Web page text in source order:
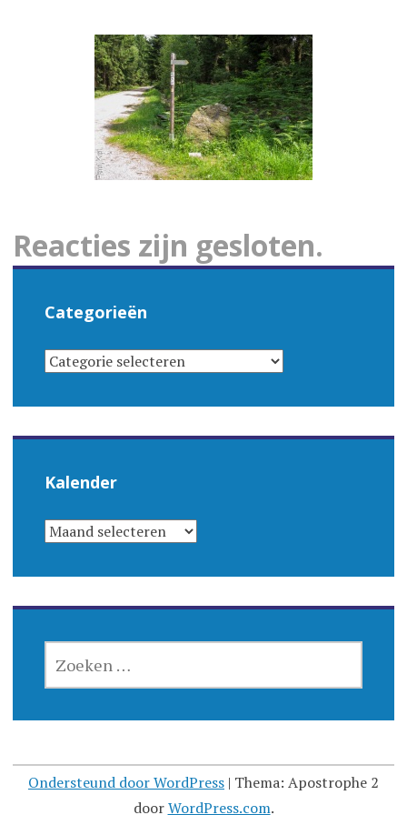
Reacties zijn gesloten.
Categorieën
CATEGORIEËN
Kalender
KALENDER
NAAR:
Ondersteund door WordPress | Thema: Apostrophe 2
doorWordPress.com.